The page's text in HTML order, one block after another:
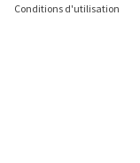
Conditions d'utilisation